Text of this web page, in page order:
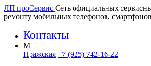
ЛП проСервис Сеть официальных
ремонту мобильных телефонов,
Контакты
M
Пражская +7 (925) 742-16-22